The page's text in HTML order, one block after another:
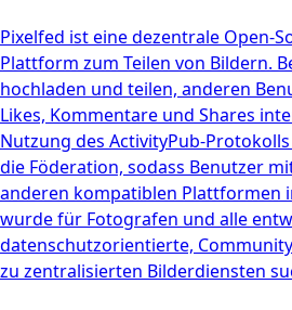
Pixelfed ist eine dezentrale Open-
Plattform zum Teilen von Bildern.
hochladen und teilen, anderen
Likes, Kommentare und Shares
Nutzung des ActivityPub-
die Föderation, sodass Benutzer
anderen kompatiblen Plattformen
wurde für Fotografen und alle
datenschutzorientierte,
zu zentralisierten Bilderdiensten